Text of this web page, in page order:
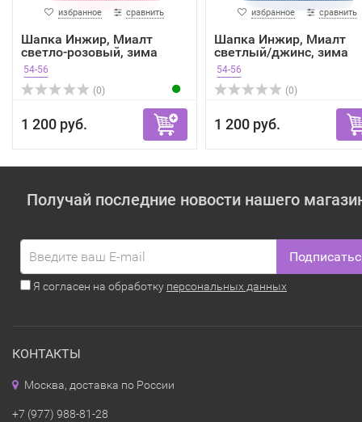
избранное сравнить
Шапка Инжир, Миалт
светло-розовый, зима
54-56
(0)
1 200 руб.
избранное сравнить
Шапка Инжир, Миалт
светлый/джинс, зима
54-56
(0)
1 200 руб.
Получай последние новости нашего
Я согласен на обработку персональных данных
КОНТАКТЫ
Москва, доставка по России
+7 (977) 988-81-28